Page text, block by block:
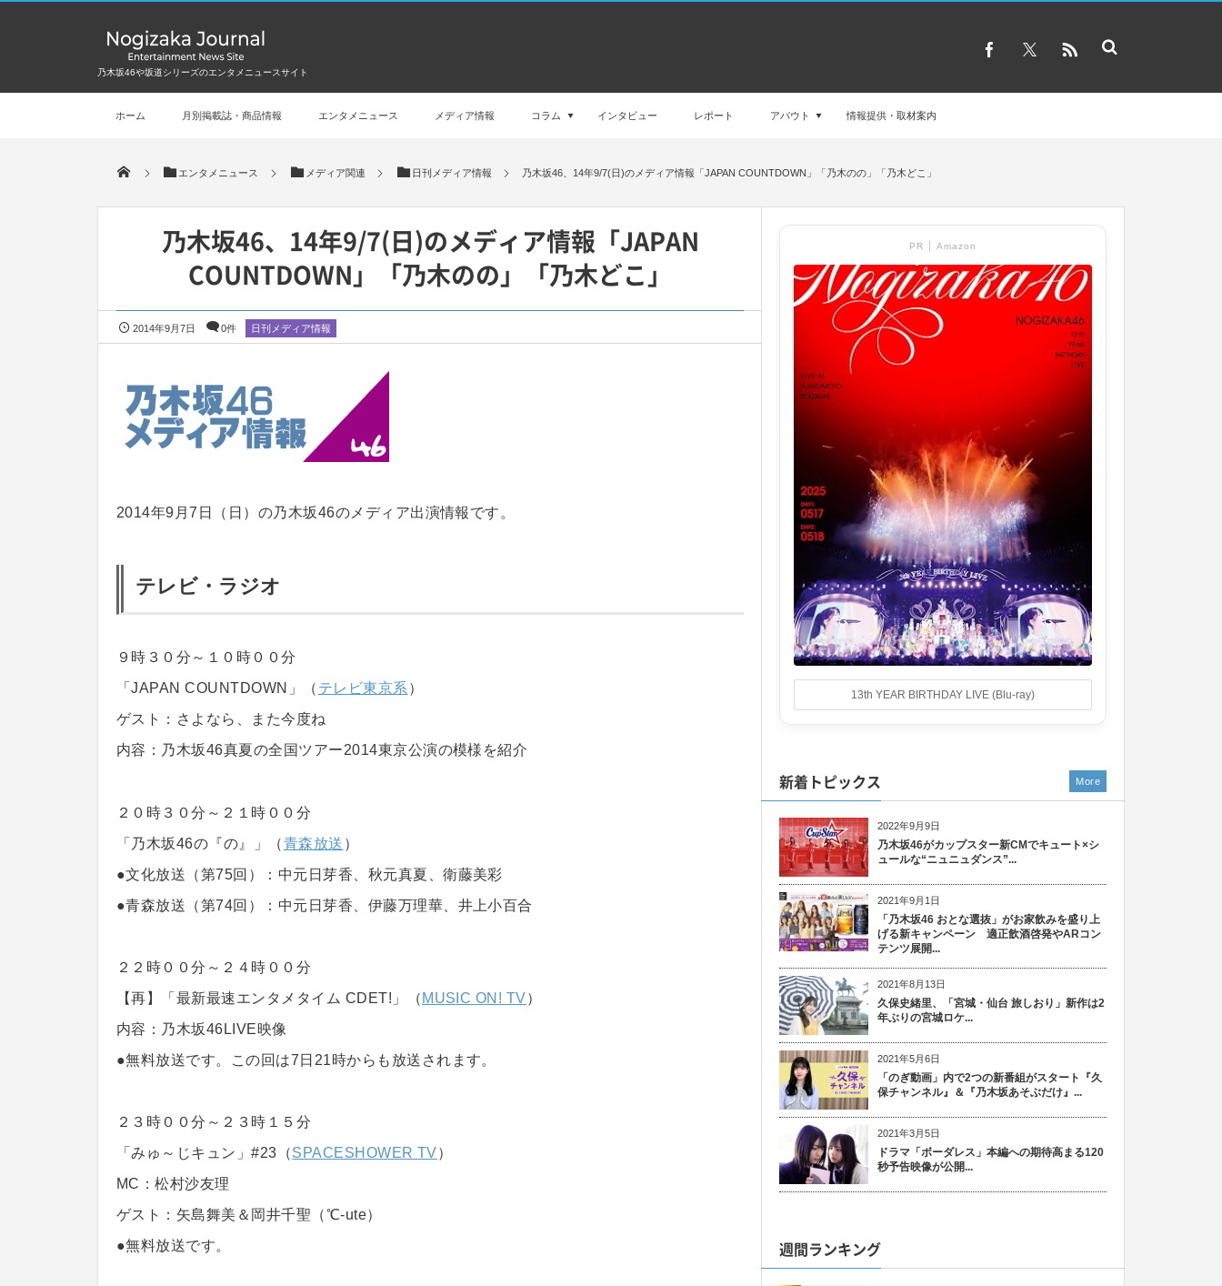
乃木坂46や坂道シリーズのエンタメニュースサイト
ホーム 月別掲載誌・商品情報 エンタメニュース メディア情報 コラム インタビュー レポート アバウト 情報提供・取材案内
エンタメニュース メディア関連 日刊メディア情報 乃木坂46、14年9/7(日)のメディア情報「JAPAN COUNTDOWN」「乃木のの」「乃木どこ」
乃木坂46、14年9/7(日)のメディア情報「JAPAN
COUNTDOWN」「乃木のの」「乃木どこ」
2014年9月7日 0件 日刊メディア情報
2014年9月7日（日）の乃木坂46のメディア出演情報です。
テレビ・ラジオ
９時３０分～１０時００分
「JAPAN COUNTDOWN」（ テレビ東京系 ）
ゲスト：さよなら、また今度ね
内容：乃木坂46真夏の全国ツアー2014東京公演の模様を紹介
２０時３０分～２１時００分
「乃木坂46の『の』」（青森放送 ）
●文化放送（第75回）：中元日芽香、秋元真夏、衛藤美彩
●青森放送（第74回）：中元日芽香、伊藤万理華、井上小百合
２２時００分～２４時００分
【再】「最新最速エンタメタイム CDET!」（ MUSIC ON! TV）
内容：乃木坂46LIVE映像
●無料放送です。この回は7日21時からも放送されます。
２３時００分～２３時１５分
「みゅ～じキュン」#23（SPACESHOWER TV）
MC：松村沙友理
ゲスト：矢島舞美＆岡井千聖（℃-ute）
●無料放送です。
PR │ Amazon
13th YEAR BIRTHDAY LIVE (Blu-ray)
新着トピックス
2022年9月9日
乃木坂46がカップスター新CMでキュート×シ
ュールな“ニュニュダンス”...
2021年9月1日
「乃木坂46 おとな選抜」がお家飲みを盛り上
げる新キャンペーン 適正飲酒啓発やARコン
テンツ展開...
2021年8月13日
久保史緒里、「宮城・仙台 旅しおり」新作は2
年ぶりの宮城ロケ...
2021年5月6日
「のぎ動画」内で2つの新番組がスタート『久
保チャンネル』＆『乃木坂あそぶだけ』...
2021年3月5日
ドラマ「ボーダレス」本編への期待高まる120
秒予告映像が公開...
More
週間ランキング